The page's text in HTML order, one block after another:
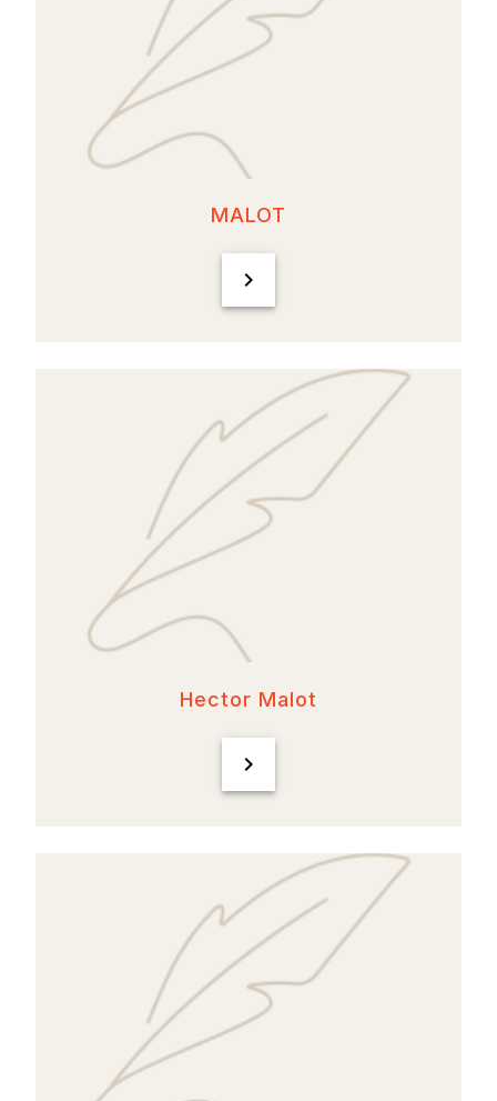
MALOT
chevron_right
Hector Malot
chevron_right